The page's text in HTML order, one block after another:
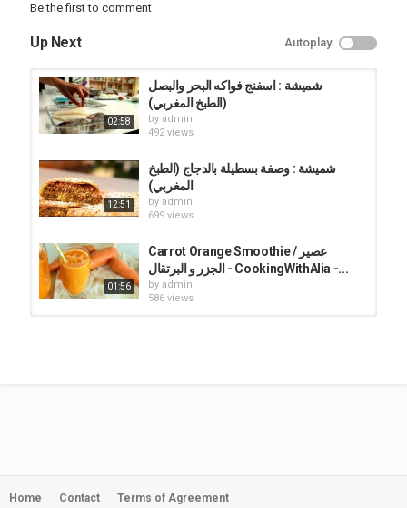
Category
Choumicha Channel
Be the first to comment
Up Next Autoplay
02:58
شميشة : اسفنج فواكه البحر والبصل
(الطبخ المغربي)
by admin
492 views
12:51
شميشة : وصفة بسطيلة بالدجاج (الطبخ
المغربي)
by admin
699 views
01:56
Carrot Orange Smoothie / عصير
الجزر و البرتقال - CookingWithAlia -...
by admin
586 views
Orange Mintade / مشروب البرتقال و Home Contact Terms of Agreement